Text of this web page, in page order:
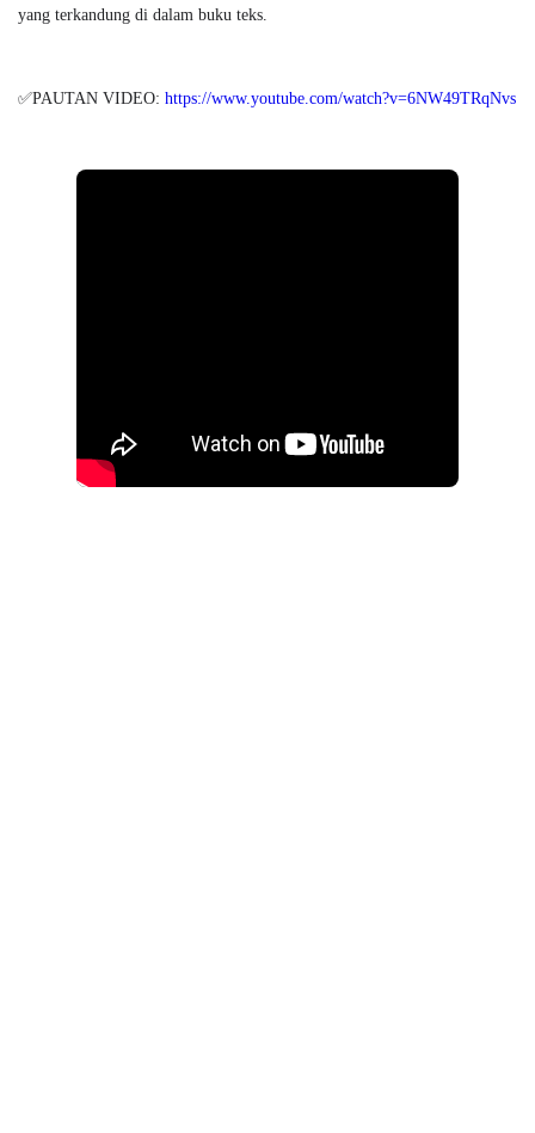
yang terkandung di dalam buku teks.
✅PAUTAN VIDEO: https://www.youtube.com/watch?v=6NW49TRqNvs